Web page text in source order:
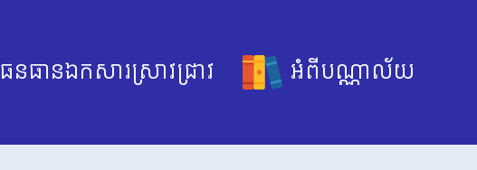
ធនធានឯកសារស្រាវជ្រាវ អំពីបណ្ណាល័យ